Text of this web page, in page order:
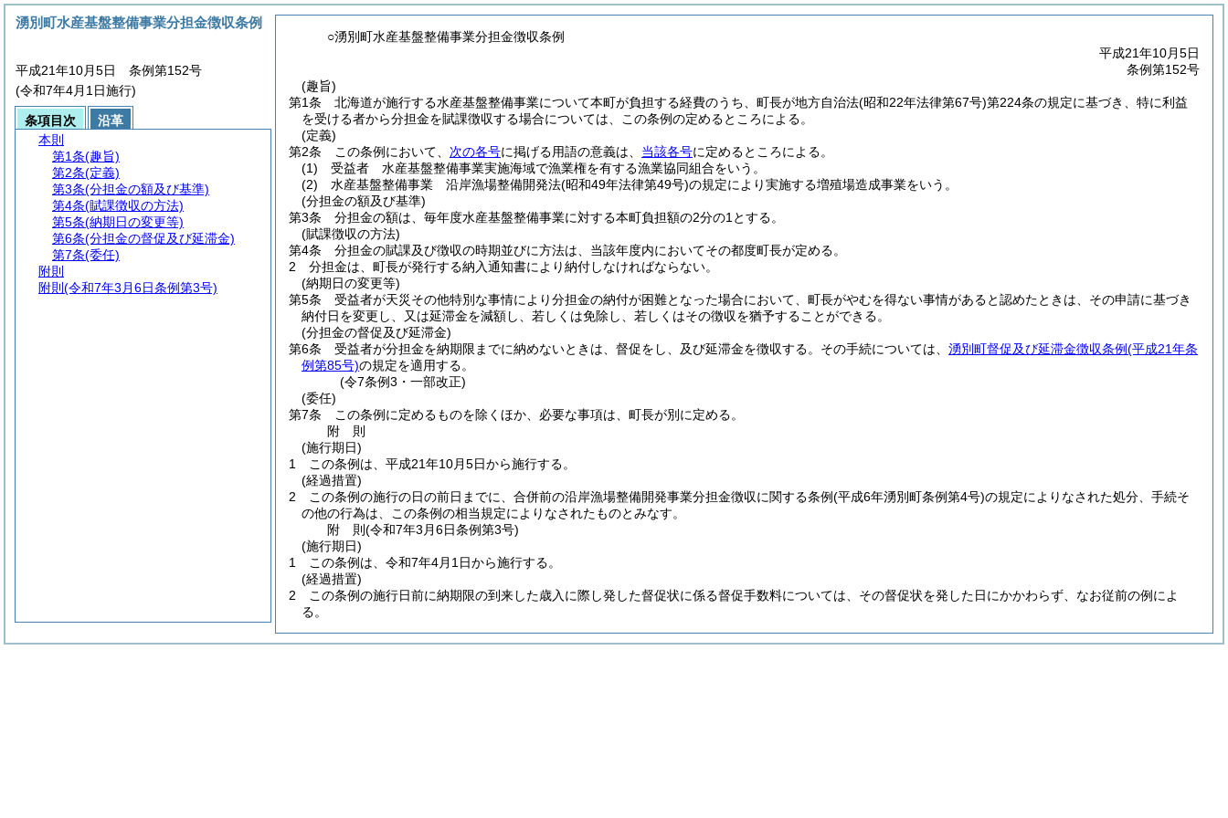
○湧別町水産基盤整備事業分担金徴収条例
平成21年10月5日
条例第152号
(趣旨)
第1条
北海道が施行する水産基盤整備事業について本町が負担する経費のうち、町長が地方自治法(昭和22年法律第67号)第224条の規定に基づき、特に利益
を受ける者から分担金を賦課徴収する場合については、この条例の定めるところによる。
(定義)
第2条
この条例において、 次の各号に掲げる用語の意義は、 当該各号に定めるところによる。
(1)
受益者 水産基盤整備事業実施海域で漁業権を有する漁業協同組合をいう。
(2)
水産基盤整備事業 沿岸漁場整備開発法(昭和49年法律第49号)の規定により実施する増殖場造成事業をいう。
(分担金の額及び基準)
第3条
分担金の額は、毎年度水産基盤整備事業に対する本町負担額の2分の1とする。
(賦課徴収の方法)
第4条
分担金の賦課及び徴収の時期並びに方法は、当該年度内においてその都度町長が定める。
2
分担金は、町長が発行する納入通知書により納付しなければならない。
(納期日の変更等)
第5条
受益者が天災その他特別な事情により分担金の納付が困難となった場合において、町長がやむを得ない事情があると認めたときは、その申請に基づき
納付日を変更し、又は延滞金を減額し、若しくは免除し、若しくはその徴収を猶予することができる。
(分担金の督促及び延滞金)
第6条
受益者が分担金を納期限までに納めないときは、督促をし、及び延滞金を徴収する。 その手続については、 湧別町督促及び延滞金徴収条例(平成21年条
例第85号)の規定を適用する。
(令7条例3・一部改正)
(委任)
第7条
この条例に定めるものを除くほか、必要な事項は、町長が別に定める。
附 則
(施行期日)
1
この条例は、平成21年10月5日から施行する。
(経過措置)
2
この条例の施行の日の前日までに、合併前の沿岸漁場整備開発事業分担金徴収に関する条例(平成6年湧別町条例第4号)の規定によりなされた処分、手続そ
の他の行為は、この条例の相当規定によりなされたものとみなす。
附 則(令和7年3月6日条例第3号)
(施行期日)
1
この条例は、令和7年4月1日から施行する。
(経過措置)
2
この条例の施行日前に納期限の到来した歳入に際し発した督促状に係る督促手数料については、その督促状を発した日にかかわらず、なお従前の例によ
る。
湧別町水産基盤整備事業分担金徴収条例
平成21年10月5日 条例第152号
(令和7年4月1日施行)
条項目次
沿革
本則
第1条(趣旨)
第2条(定義)
第3条(分担金の額及び基準)
第4条(賦課徴収の方法)
第5条(納期日の変更等)
第6条(分担金の督促及び延滞金)
第7条(委任)
附則
附則 (令和7年3月6日条例第3号)